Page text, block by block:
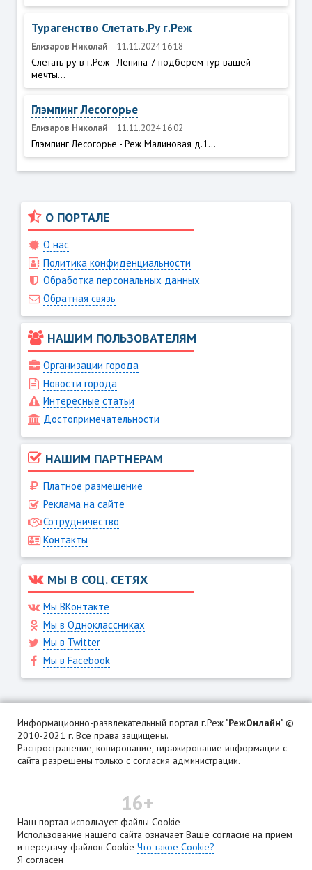
Турагенство Слетать.Ру г.Реж
Елизаров Николай 11.11.2024 16:18
Слетать ру в г.Реж - Ленина 7 подберем тур вашей
мечты...
Глэмпинг Лесогорье
Елизаров Николай 11.11.2024 16:02
Глэмпинг Лесогорье - Реж Малиновая д.1...
О ПОРТАЛЕ
О нас
Политика конфиденциальности
Обработка персональных данных
Обратная связь
НАШИМ ПОЛЬЗОВАТЕЛЯМ
Организации города
Новости города
Интересные статьи
Достопримечательности
НАШИМ ПАРТНЕРАМ
Платное размещение
Реклама на сайте
Сотрудничество
Контакты
МЫ В СОЦ. СЕТЯХ
Мы ВКонтакте
Мы в Одноклассниках
Мы в Twitter
Мы в Facebook
Информационно-развлекательный портал г.Реж "РежОнлайн" ©
2010-2021 г. Все права защищены.
Распространение, копирование, тиражирование информации с
сайта разрешены только с согласия администрации.
16+
Наш портал использует файлы Cookie
Использование нашего сайта означает Ваше согласие на прием
и передачу файлов Cookie Что такое Cookie?
Я согласен